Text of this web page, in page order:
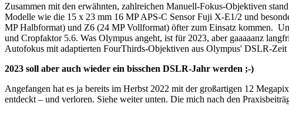
Zusammen mit den erwähnten, zahlreichen Manuell-Fokus-Objektiven
Modelle wie die 15 x 23 mm 16 MP APS-C Sensor Fuji X-E1/2 und
MP Halbformat) und Z6 (24 MP Vollformat) öfter zum Einsatz kommen.
und Cropfaktor 5.6. Was Olympus angeht, ist für 2023, aber gaaaaanz
Autofokus mit adaptierten FourThirds-Objektiven aus Olympus' DSLR-Zeit
2023 soll aber auch wieder ein bisschen DSLR-Jahr werden ;-)
Angefangen hat es ja bereits im Herbst 2022 mit der großartigen 12
entdeckt – und verloren. Siehe weiter unten. Die mich nach den